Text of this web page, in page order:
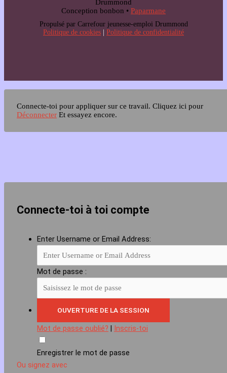
Drummond
Conception bonbon • Paparmane
Propulsé par Carrefour jeunesse-emploi Drummond
Politique de cookies | Politique de confidentialité
Connecte-toi pour appliquer sur ce travail. Cliquez ici pour
Déconnecter Et essayez encore.
Connecte-toi à toi compte
Enter Username or Email Address:
Mot de passe :
Mot de passe oublié? Inscris-toi
Enregistrer le mot de passe
Ou signez avec